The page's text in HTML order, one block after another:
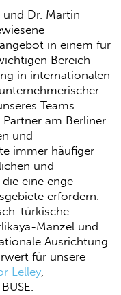
und Dr. Martin
in einem für
Bereich
in internationalen
Teams
Partner am Berliner
und
immer häufiger
und
eine enge
erfordern.
türkische
Manzel und
Ausrichtung
für unsere
Lelley,